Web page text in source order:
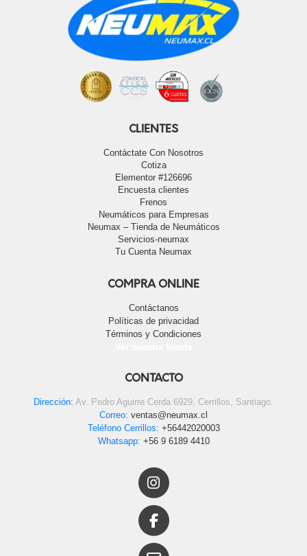
CLIENTES
Contáctate Con Nosotros
Cotiza
Elementor #126696
Encuesta clientes
Frenos
Neumáticos para Empresas
Neumax – Tienda de Neumáticos
Servicios-neumax
Tu Cuenta Neumax
COMPRA ONLINE
Contáctanos
Políticas de privacidad
Términos y Condiciones
CONTACTO
Dirección: Av. Pedro Aguirre Cerda 6929, Cerrillos, Santiago.
Correo: ventas@neumax.cl
Teléfono Cerrillos: +56442020003
Whatsapp: +56 9 6189 4410